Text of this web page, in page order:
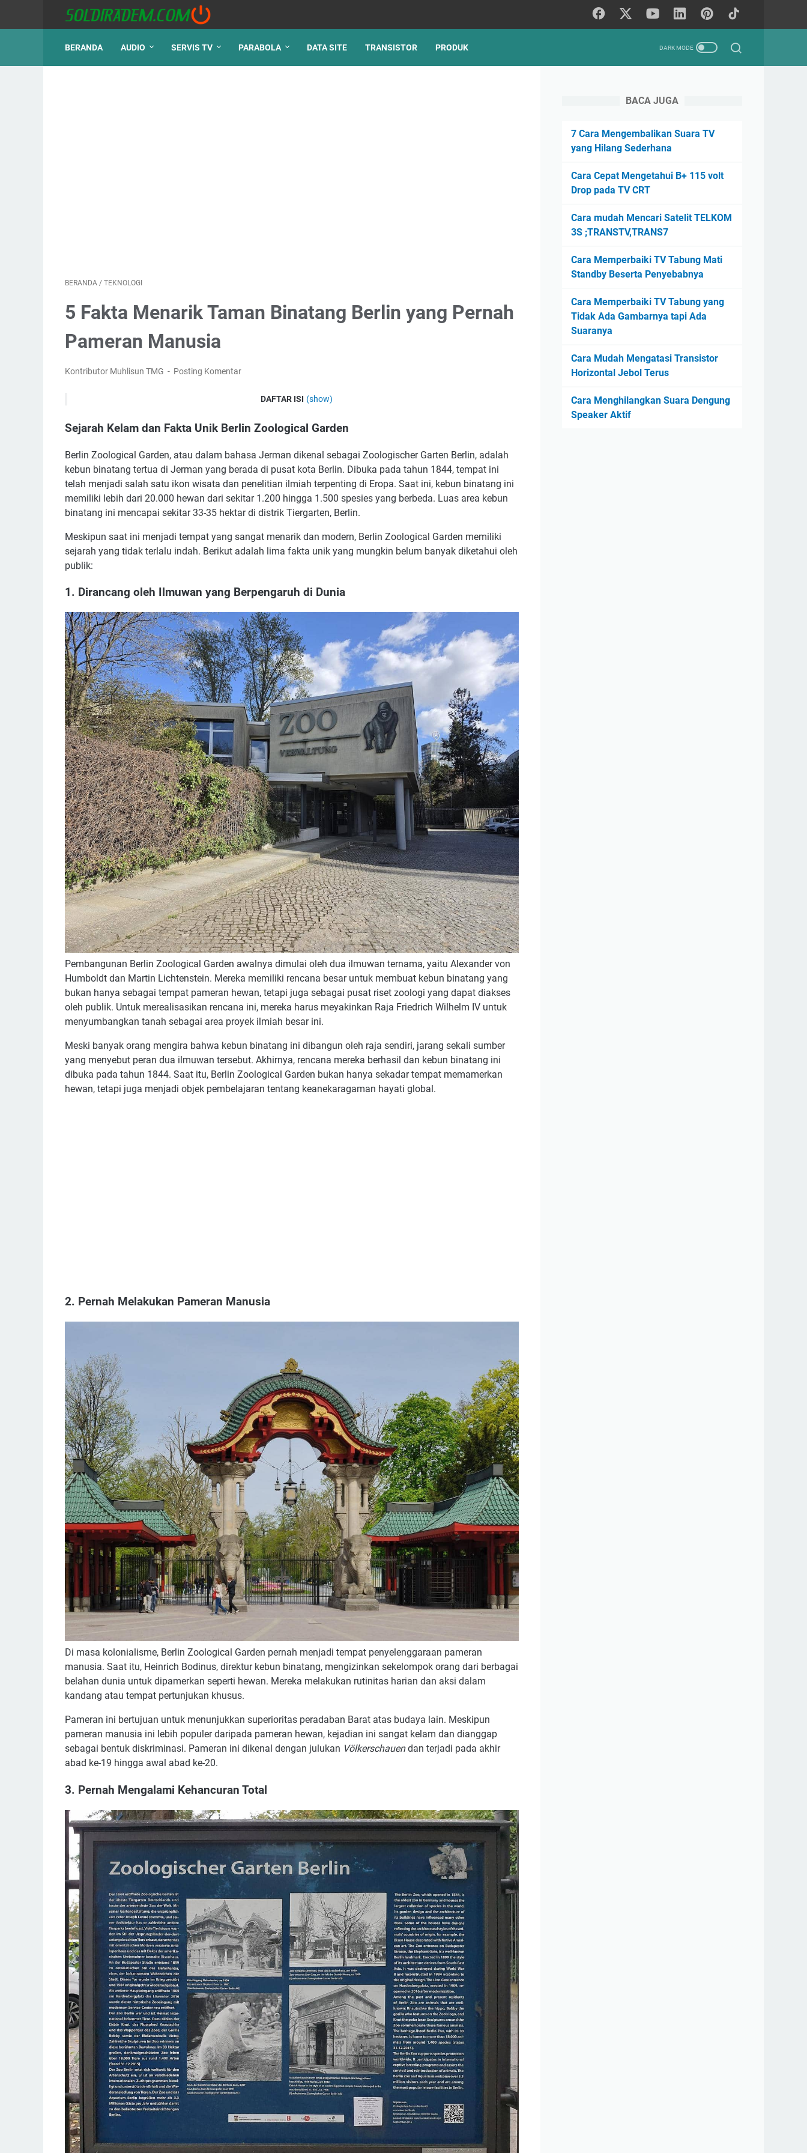
BERANDA AUDIO SERVIS TV PARABOLA DATA SITE TRANSISTOR PRODUK
BERANDA / TEKNOLOGI
5 Fakta Menarik Taman Binatang Berlin yang Pernah
Pameran Manusia
Kontributor Muhlisun TMG Posting Komentar
DAFTAR ISI (show)
1. Dirancang oleh Ilmuwan yang Berpengaruh di Dunia
2. Pernah Melakukan Pameran Manusia
3. Pernah Mengalami Kehancuran Total
4. Benteng Pertahanan Terakhir Nazi
5. Memiliki Kuda Nil yang Sangat Ikonik
Sejarah Kelam dan Fakta Unik Berlin Zoological Garden
Berlin Zoological Garden, atau dalam bahasa Jerman dikenal sebagai Zoologischer Garten Berlin, adalah
kebun binatang tertua di Jerman yang berada di pusat kota Berlin. Dibuka pada tahun 1844, tempat ini
telah menjadi salah satu ikon wisata dan penelitian ilmiah terpenting di Eropa. Saat ini, kebun binatang ini
memiliki lebih dari 20.000 hewan dari sekitar 1.200 hingga 1.500 spesies yang berbeda. Luas area kebun
binatang ini mencapai sekitar 33-35 hektar di distrik Tiergarten, Berlin.
Meskipun saat ini menjadi tempat yang sangat menarik dan modern, Berlin Zoological Garden memiliki
sejarah yang tidak terlalu indah. Berikut adalah lima fakta unik yang mungkin belum banyak diketahui oleh
publik:
1. Dirancang oleh Ilmuwan yang Berpengaruh di Dunia
Pembangunan Berlin Zoological Garden awalnya dimulai oleh dua ilmuwan ternama, yaitu Alexander von
Humboldt dan Martin Lichtenstein. Mereka memiliki rencana besar untuk membuat kebun binatang yang
bukan hanya sebagai tempat pameran hewan, tetapi juga sebagai pusat riset zoologi yang dapat diakses
oleh publik. Untuk merealisasikan rencana ini, mereka harus meyakinkan Raja Friedrich Wilhelm IV untuk
menyumbangkan tanah sebagai area proyek ilmiah besar ini.
Meski banyak orang mengira bahwa kebun binatang ini dibangun oleh raja sendiri, jarang sekali sumber
yang menyebut peran dua ilmuwan tersebut. Akhirnya, rencana mereka berhasil dan kebun binatang ini
dibuka pada tahun 1844. Saat itu, Berlin Zoological Garden bukan hanya sekadar tempat memamerkan
hewan, tetapi juga menjadi objek pembelajaran tentang keanekaragaman hayati global.
2. Pernah Melakukan Pameran Manusia
Di masa kolonialisme, Berlin Zoological Garden pernah menjadi tempat penyelenggaraan pameran
manusia. Saat itu, Heinrich Bodinus, direktur kebun binatang, mengizinkan sekelompok orang dari berbagai
belahan dunia untuk dipamerkan seperti hewan. Mereka melakukan rutinitas harian dan aksi dalam
kandang atau tempat pertunjukan khusus.
Pameran ini bertujuan untuk menunjukkan superioritas peradaban Barat atas budaya lain. Meskipun
pameran manusia ini lebih populer daripada pameran hewan, kejadian ini sangat kelam dan dianggap
sebagai bentuk diskriminasi. Pameran ini dikenal dengan julukan Völkerschauendan terjadi pada akhir
abad ke-19 hingga awal abad ke-20.
3. Pernah Mengalami Kehancuran Total
BACA JUGA
7 Cara Mengembalikan Suara TV
yang Hilang Sederhana
Cara Cepat Mengetahui B+ 115 volt
Drop pada TV CRT
Cara mudah Mencari Satelit TELKOM
3S ;TRANSTV,TRANS7
Cara Memperbaiki TV Tabung Mati
Standby Beserta Penyebabnya
Cara Memperbaiki TV Tabung yang
Tidak Ada Gambarnya tapi Ada
Suaranya
Cara Mudah Mengatasi Transistor
Horizontal Jebol Terus
Cara Menghilangkan Suara Dengung
Speaker Aktif